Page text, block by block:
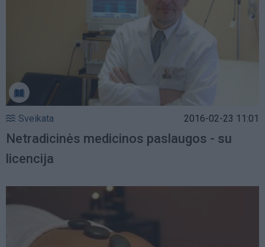
Sveikata 2016-02-23 11:01
Netradicinės medicinos paslaugos - su
licencija